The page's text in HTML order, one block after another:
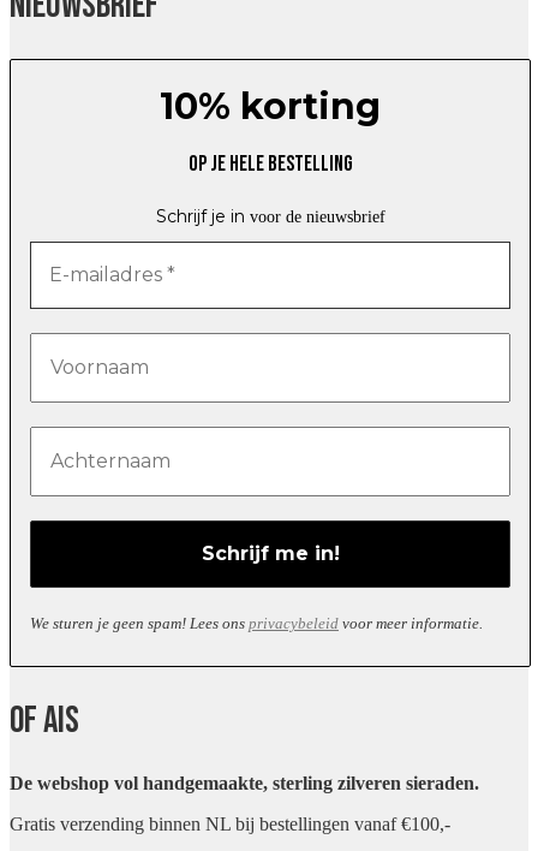
10% korting
Op je hele bestelling
Schrijf je in voor de nieuwsbrief
We sturen je geen spam! Lees ons privacybeleid voor meer informatie.
Of Ais
De webshop vol handgemaakte, sterling zilveren sieraden.
Gratis verzending binnen NL bij bestellingen vanaf €100,-